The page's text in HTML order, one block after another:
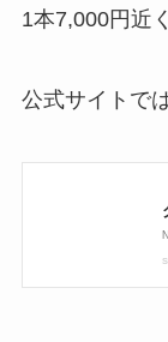
1本7,000円近く
公式サイトで